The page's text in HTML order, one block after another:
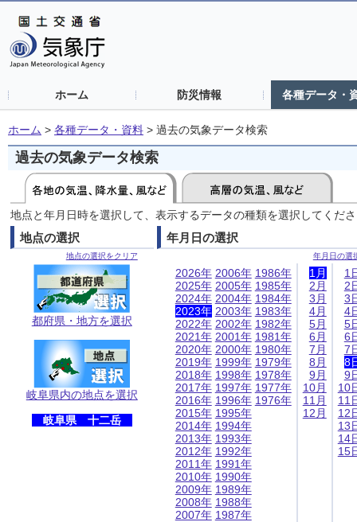
ホーム 防災情報 各種データ・
ホーム > 各種データ・資料 > 過去の気象データ検索
過去の気象データ検索
地点と年月日時を選択して、表示するデータの種類を選択してくだ
地点の選択
地点の選択をクリア
都府県・地方を選択
岐阜県内の地点を選択
岐阜県 十二岳
年月日の選択
年月日の選
2026年
2025年
2024年
2023年
2022年
2021年
2020年
2019年
2018年
2017年
2016年
2015年
2014年
2013年
2012年
2011年
2010年
2009年
2008年
2007年
2006年
2005年
2004年
2003年
2002年
2001年
2000年
1999年
1998年
1997年
1996年
1995年
1994年
1993年
1992年
1991年
1990年
1989年
1988年
1987年
1986年
1985年
1984年
1983年
1982年
1981年
1980年
1979年
1978年
1977年
1976年
1月
2月
3月
4月
5月
6月
7月
8月
9月
10月
11月
12月
1
2
3
4
5
6
7
8
9
10
11
12
13
14
15